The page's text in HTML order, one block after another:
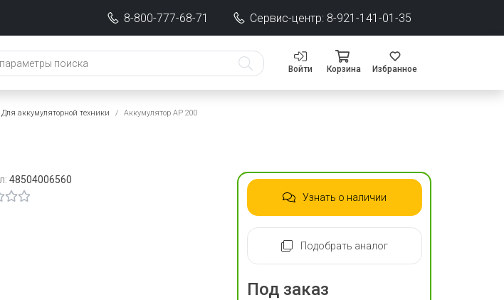
8-800-777-68-71 Сервис-центр: 8-921-141-01-35
Войти Корзина Избранное
Для аккумуляторной техники Аккумулятор AP 200
48504006560
Узнать о наличии
Подобрать аналог
Под заказ